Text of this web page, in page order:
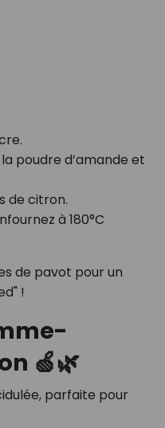
poudre d’amande et
de citron.
à 180°C
de pavot pour un
!
🍏🌿
parfaite pour